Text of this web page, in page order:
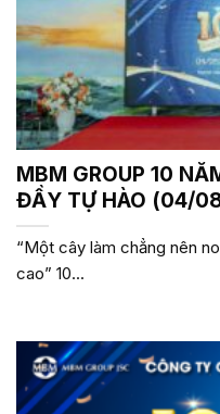
MBM GROUP 10
ĐẦY TỰ HÀO (04/
“Một cây làm chẳng nên
cao” 10...